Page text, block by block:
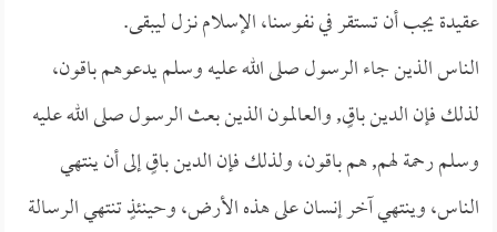
عقيدة يجب أن تستقر في نفوسنا، الإسلام نـزل ليبقى.
الناس الذين جاء الرسول صلى الله عليه وسلم يدعوهم باقون،
لذلك فإن الدين باقٍ, والعالمون الذين بعث الرسول صلى الله عليه
وسلم رحمة لهم, هم باقون، ولذلك فإن الدين باقٍ إلى أن ينتهي
الناس، وينتهي آخر إنسان على هذه الأرض، وحينئذٍ تنتهي الرسالة